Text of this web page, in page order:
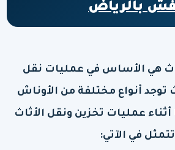
بالرياض
هي الأساس في عمليات نقل
توجد أنواع مختلفة من الأوناش
عمليات تخزين ونقل الأثاث
تتمثل في الآتي: